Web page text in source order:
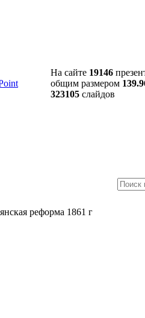
На сайте 19146
общим размером
323105 слайдов
реформа 1861 г